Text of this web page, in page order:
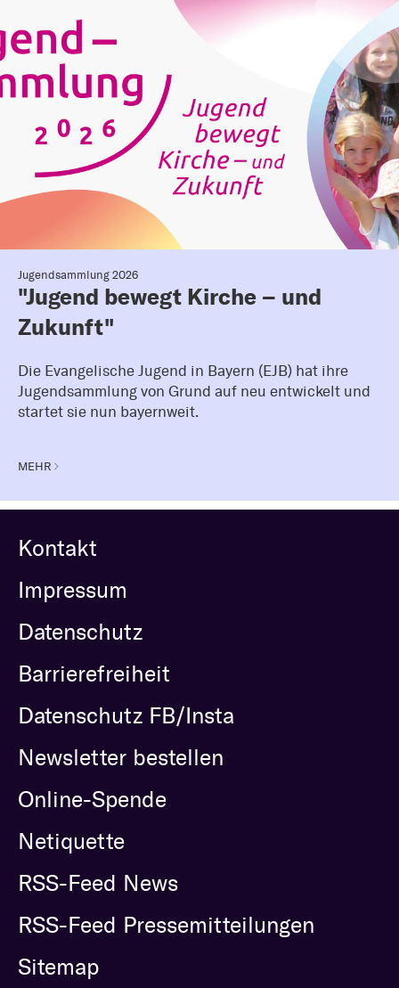
Jugendsammlung 2026
"Jugend bewegt Kirche – und
Zukunft"
Die Evangelische Jugend in Bayern (EJB) hat ihre
Jugendsammlung von Grund auf neu entwickelt und
startet sie nun bayernweit.
MEHR
Kontakt
Impressum
Datenschutz
Barrierefreiheit
Datenschutz FB/Insta
Newsletter bestellen
Online-Spende
Netiquette
RSS-Feed News
RSS-Feed Pressemitteilungen
Sitemap